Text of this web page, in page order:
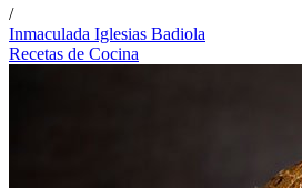
/
Inmaculada Iglesias Badiola
Recetas de Cocina